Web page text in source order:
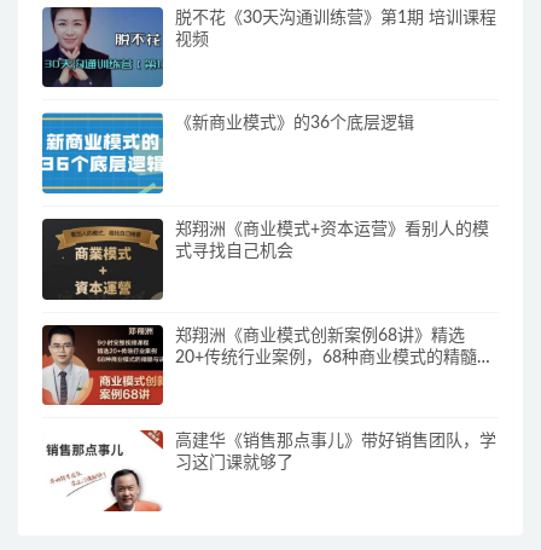
脱不花《30天沟通训练营》第1期 培训课程
视频
《新商业模式》的36个底层逻辑
郑翔洲《商业模式+资本运营》看别人的模
式寻找自己机会
郑翔洲《商业模式创新案例68讲》精选
20+传统行业案例，68种商业模式的精髓与
高建华《销售那点事儿》带好销售团队，学
习这门课就够了